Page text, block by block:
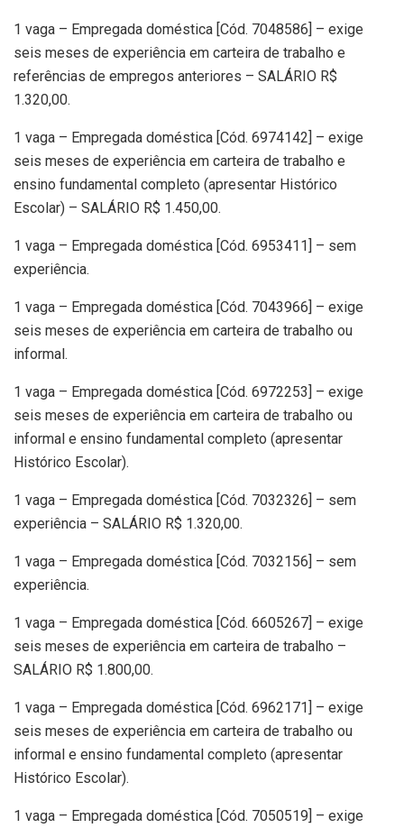
1 vaga – Empregada doméstica [Cód. 7048586] – exige
seis meses de experiência em carteira de trabalho e
referências de empregos anteriores – SALÁRIO R$
1.320,00.
1 vaga – Empregada doméstica [Cód. 6974142] – exige
seis meses de experiência em carteira de trabalho e
ensino fundamental completo (apresentar Histórico
Escolar) – SALÁRIO R$ 1.450,00.
1 vaga – Empregada doméstica [Cód. 6953411] – sem
experiência.
1 vaga – Empregada doméstica [Cód. 7043966] – exige
seis meses de experiência em carteira de trabalho ou
informal.
1 vaga – Empregada doméstica [Cód. 6972253] – exige
seis meses de experiência em carteira de trabalho ou
informal e ensino fundamental completo (apresentar
Histórico Escolar).
1 vaga – Empregada doméstica [Cód. 7032326] – sem
experiência – SALÁRIO R$ 1.320,00.
1 vaga – Empregada doméstica [Cód. 7032156] – sem
experiência.
1 vaga – Empregada doméstica [Cód. 6605267] – exige
seis meses de experiência em carteira de trabalho –
SALÁRIO R$ 1.800,00.
1 vaga – Empregada doméstica [Cód. 6962171] – exige
seis meses de experiência em carteira de trabalho ou
informal e ensino fundamental completo (apresentar
Histórico Escolar).
1 vaga – Empregada doméstica [Cód. 7050519] – exige